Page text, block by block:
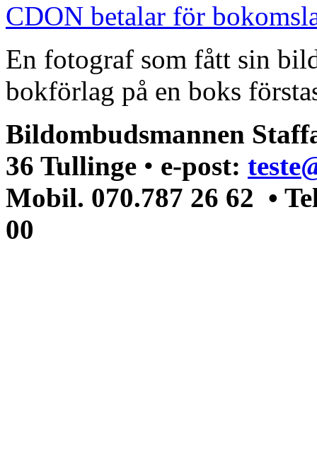
CDON betalar för
En fotograf som fått sin
bokförlag på en boks
Bildombudsmannen
36 Tullinge • e-post:
Mobil. 070.787 26 62 •
00